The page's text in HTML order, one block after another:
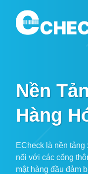
Nền
Hàng
ECheck là nền
nối với các cổng
mật hàng đầu đảm